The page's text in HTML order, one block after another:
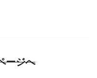
ージへ